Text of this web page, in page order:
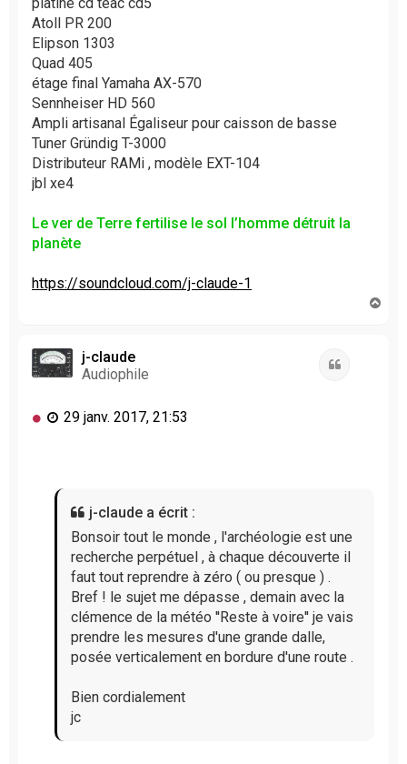
Atoll PR 200
Elipson 1303
Quad 405
étage final Yamaha AX-570
Sennheiser HD 560
Ampli artisanal Égaliseur pour caisson de basse
Tuner Gründig T-3000
Distributeur RAMi , modèle EXT-104
jbl xe4
Le ver de Terre fertilise le sol l’homme détruit la
planète
https://soundcloud.com/j-claude-1
j-claude
Audiophile
M 29 janv. 2017, 21:53
j-claude a écrit :
Bonsoir tout le monde , l'archéologie est une
recherche perpétuel , à chaque découverte il
faut tout reprendre à zéro ( ou presque ) .
Bref ! le sujet me dépasse , demain avec la
clémence de la météo ''Reste à voire'' je vais
prendre les mesures d'une grande dalle,
posée verticalement en bordure d'une route .
Bien cordialement
jc